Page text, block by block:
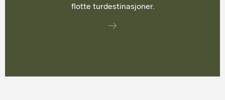
flotte turdestinasjoner.